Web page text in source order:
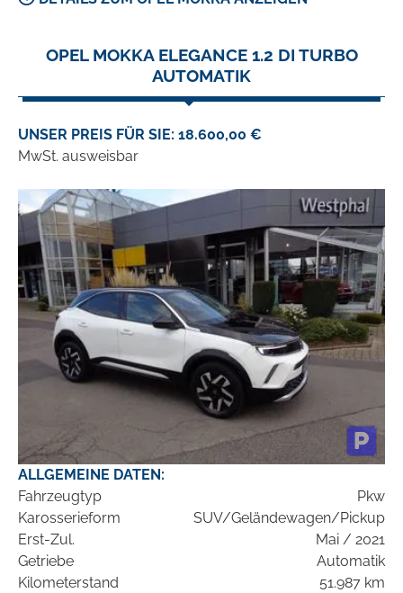
OPEL MOKKA ELEGANCE 1.2 DI TURBO
AUTOMATIK
UNSER PREIS FÜR SIE: 18.600,00 €
MwSt. ausweisbar
ALLGEMEINE DATEN:
Fahrzeugtyp
Pkw
Karosserieform
SUV/Geländewagen/Pickup
Erst-Zul.
Mai / 2021
Getriebe
Automatik
Kilometerstand
51.987 km